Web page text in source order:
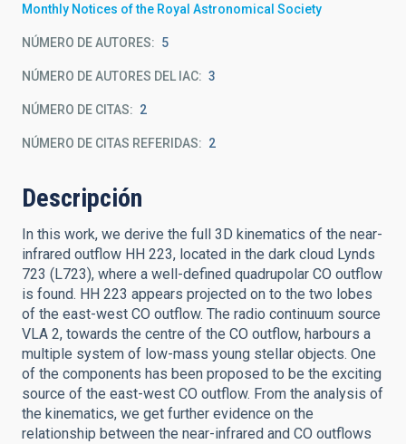
Monthly Notices of the Royal Astronomical Society
NÚMERO DE AUTORES 5
NÚMERO DE AUTORES DEL IAC 3
NÚMERO DE CITAS 2
NÚMERO DE CITAS REFERIDAS 2
Descripción
In this work, we derive the full 3D kinematics of the near-
infrared outflow HH 223, located in the dark cloud Lynds
723 (L723), where a well-defined quadrupolar CO outflow
is found. HH 223 appears projected on to the two lobes
of the east-west CO outflow. The radio continuum source
VLA 2, towards the centre of the CO outflow, harbours a
multiple system of low-mass young stellar objects. One
of the components has been proposed to be the exciting
source of the east-west CO outflow. From the analysis of
the kinematics, we get further evidence on the
relationship between the near-infrared and CO outflows